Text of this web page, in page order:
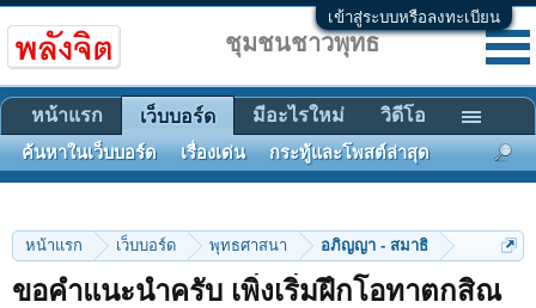
เข้าสู่ระบบหรือลงทะเบียน
หน้าแรก เว็บบอร์ด พุทธศาสนา อภิญญา - สมาธิ
ขอคำแนะนำครับ เพิ่งเริ่มฝึกโอทาตกสิณ
1 2 ถัดไป >
ชุมชนชาวพุทธ
หน้าแรก เว็บบอร์ด
ค้นหาในเว็บบอร์ด เรื่องเด่น กระทู้และโพสต์ล่าสุด
มีอะไรใหม่ วิดีโอ